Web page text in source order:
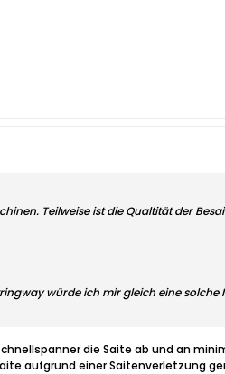
Teilweise ist die Qualtität der
würde ich mir gleich eine
die Saite ab und an
aufgrund einer Saitenverletzung